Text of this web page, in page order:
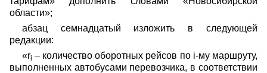
области»;
абзац семнадцатый изложить в следующей
редакции:
«ri – количество оборотных рейсов по i-му маршруту,
выполненных автобусами перевозчика, в соответствии